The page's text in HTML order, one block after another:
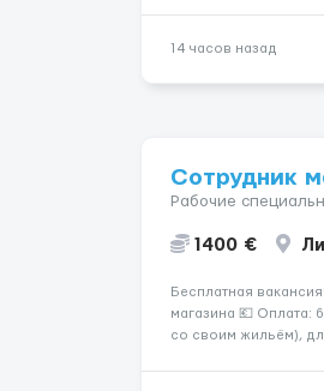
хорошие деньги 💶 —
14 часов назад
Сотрудник
Рабочие
1400 €
Бесплатная
магазина 💶 Оплата:
со своим жильём),